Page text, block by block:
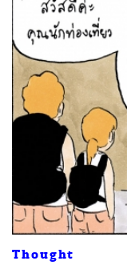
Thought